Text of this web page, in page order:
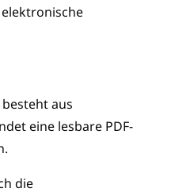
aus
eine lesbare PDF-
die